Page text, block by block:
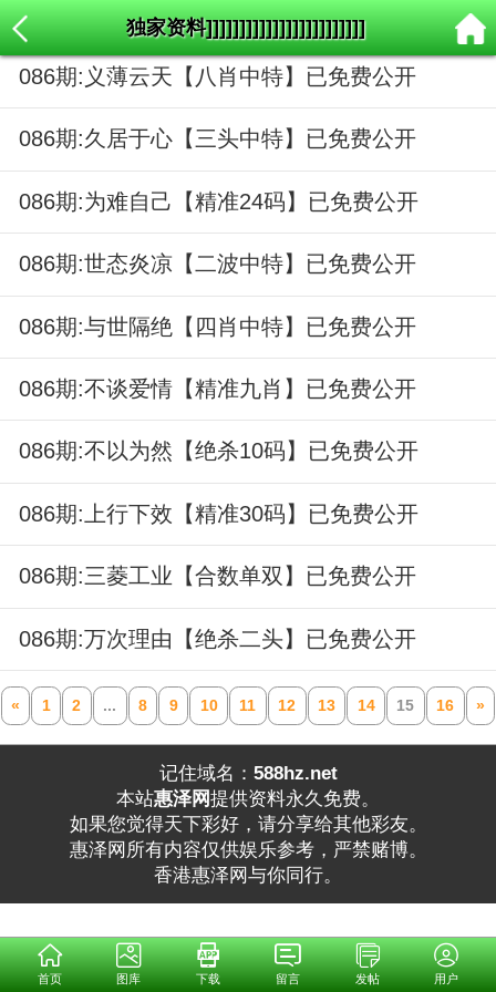
独家资料]]]]]]]]]]]]]]]]]]]]]]]]
086期:义薄云天【八肖中特】已免费公开
086期:久居于心【三头中特】已免费公开
086期:为难自己【精准24码】已免费公开
086期:世态炎凉【二波中特】已免费公开
086期:与世隔绝【四肖中特】已免费公开
086期:不谈爱情【精准九肖】已免费公开
086期:不以为然【绝杀10码】已免费公开
086期:上行下效【精准30码】已免费公开
086期:三菱工业【合数单双】已免费公开
086期:万次理由【绝杀二头】已免费公开
« 1 2 ... 8 9 10 11 12 13 14 15 16 »
记住域名： 588hz.net
本站惠泽网提供资料永久免费。
如果您觉得天下彩好，请分享给其他彩友。
惠泽网所有内容仅供娱乐参考，严禁赌博。
香港惠泽网与你同行。
首页 图库 下载 留言 发帖 用户